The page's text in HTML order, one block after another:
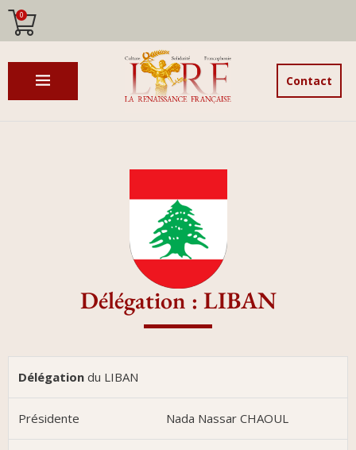
0
Contact
Délégation : LIBAN
Délégation du LIBAN
Présidente Nada Nassar CHAOUL